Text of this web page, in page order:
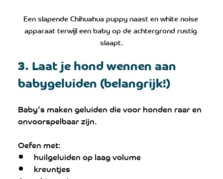
Een slapende Chihuahua puppy naast en white noise
apparaat terwijl een baby op de achtergrond rustig
slaapt.
3. Laat je hond wennen aan
babygeluiden (belangrijk!)
Baby’s maken geluiden die voor honden raar en
onvoorspelbaar zijn.
Oefen met:
huilgeluiden op laag volume
kreuntjes